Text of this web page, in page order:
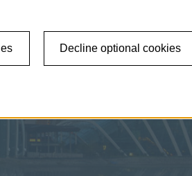
Decline optional cookies